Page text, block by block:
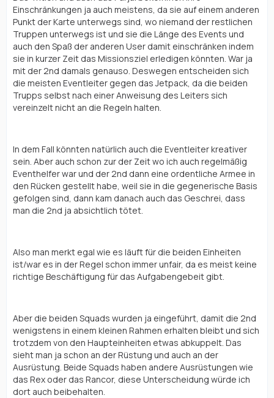
Einschränkungen ja auch meistens, da sie auf einem anderen
Punkt der Karte unterwegs sind, wo niemand der restlichen
Truppen unterwegs ist und sie die Länge des Events und
auch den Spaß der anderen User damit einschränken indem
sie in kurzer Zeit das Missionsziel erledigen könnten. War ja
mit der 2nd damals genauso. Deswegen entscheiden sich
die meisten Eventleiter gegen das Jetpack, da die beiden
Trupps selbst nach einer Anweisung des Leiters sich
vereinzelt nicht an die Regeln halten.
In dem Fall könnten natürlich auch die Eventleiter kreativer
sein. Aber auch schon zur der Zeit wo ich auch regelmäßig
Eventhelfer war und der 2nd dann eine ordentliche Armee in
den Rücken gestellt habe, weil sie in die gegenerische Basis
gefolgen sind, dann kam danach auch das Geschrei, dass
man die 2nd ja absichtlich tötet.
Also man merkt egal wie es läuft für die beiden Einheiten
ist/war es in der Regel schon immer unfair, da es meist keine
richtige Beschäftigung für das Aufgabengebeit gibt.
Aber die beiden Squads wurden ja eingeführt, damit die 2nd
wenigstens in einem kleinen Rahmen erhalten bleibt und sich
trotzdem von den Haupteinheiten etwas abkuppelt. Das
sieht man ja schon an der Rüstung und auch an der
Ausrüstung. Beide Squads haben andere Ausrüstungen wie
das Rex oder das Rancor, diese Unterscheidung würde ich
dort auch beibehalten.